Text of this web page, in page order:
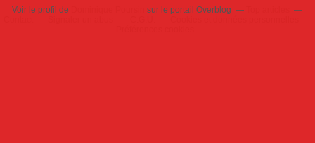
Voir le profil de sur le portail Overblog